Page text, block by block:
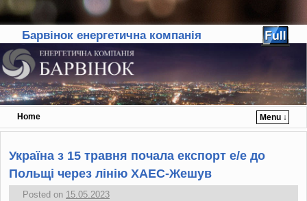
Барвінок енергетична компанія
Home
Menu ↓
Skip to primary content
Skip to secondary content
Україна з 15 травня почала експорт е/е до
Польщі через лінію ХАЕС-Жешув
Posted on 15.05.2023